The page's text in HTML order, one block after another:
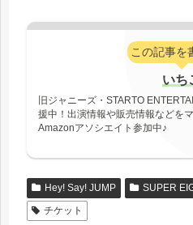
この記事を
いち
旧ジャニーズ・STARTO
援中！出演情報や販売情報などを
Amazonアソシエイト参加中♪
Hey! Say! JUMP SUPER
チケット